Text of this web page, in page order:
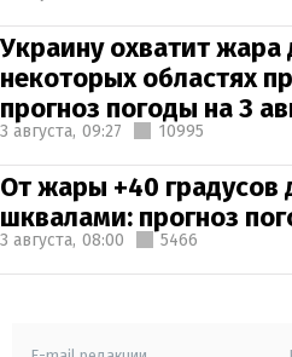
Украину охватит жара
некоторых областях
прогноз погоды на 3
3 августа, 09:27 10995
От жары +40 градусов
шквалами: прогноз
3 августа, 08:00 5466